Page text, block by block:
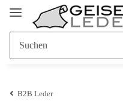
B2B Leder